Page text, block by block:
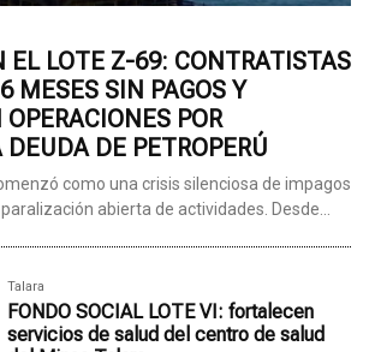
EL LOTE Z-69: CONTRATISTAS
MESES SIN PAGOS Y
POR
DE PETROPERÚ
como una crisis silenciosa de impagos
abierta de actividades. Desde...
Talara
FONDO SOCIAL LOTE VI: fortalecen
servicios de salud del centro de salud